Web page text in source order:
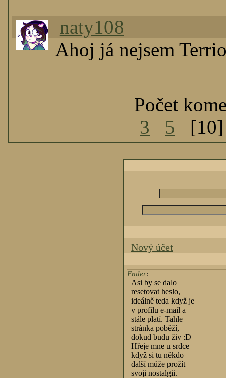
naty108
Ahoj já nejsem
Počet
3
5
Nový účet
Ender:
Asi by se dalo
resetovat heslo,
ideálně teda když je
v profilu e-mail a
stále platí. Tahle
stránka poběží,
dokud budu živ :D
Hřeje mne u srdce
když si tu někdo
další může prožít
svoji nostalgii.